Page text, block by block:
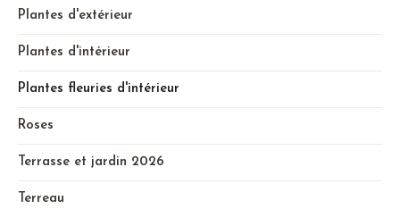
Plantes d'extérieur
Plantes d'intérieur
Plantes fleuries d'intérieur
Roses
Terrasse et jardin 2026
Terreau